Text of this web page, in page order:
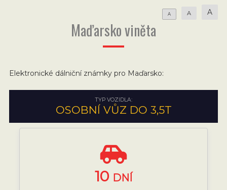
A A A
Maďarsko viněta
Elektronické dálniční známky pro Maďarsko:
TYP VOZIDLA:
OSOBNÍ VŮZ DO 3,5T
10 DNÍ